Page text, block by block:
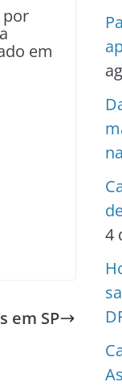
por
em
em SP
4